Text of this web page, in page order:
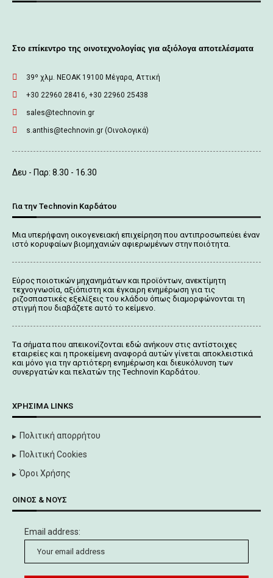
Στο επίκεντρο της οινοτεχνολογίας για αξιόλογα αποτελέσματα
39º χλμ. ΝΕΟΑΚ 19100 Mέγαρα, Αττική
+30 22960 28416, +30 22960 25438
sales@technovin.gr
s.anthis@technovin.gr (Οινολογικά)
Δευ - Παρ: 8.30 - 16.30
Για την Technovin Καρδάτου
Μια υπερήφανη οικογενειακή επιχείρηση που αντιπροσωπεύει έναν
ιστό κορυφαίων βιομηχανιών αφιερωμένων στην ποιότητα.
Εύρος ποιοτικών μηχανημάτων και προϊόντων, ανεκτίμητη
τεχνογνωσία, αξιόπιστη και έγκαιρη ενημέρωση για τις
ριζοσπαστικές εξελίξεις του κλάδου όπως διαμορφώνονται τη
στιγμή που διαβάζετε αυτό το κείμενο.
Tα σήματα που απεικονίζονται εδώ ανήκουν στις αντίστοιχες
εταιρείες και η προκείμενη αναφορά αυτών γίνεται αποκλειστικά
και μόνο για την αρτιότερη ενημέρωση και διευκόλυνση των
συνεργατών και πελατών της Τechnovin Kαρδάτου.
ΧΡΉΣΙΜΑ LINKS
Πολιτική απορρήτου
Πολιτική Cookies
Όροι Χρήσης
ΟΊΝΟΣ & ΝΟΥΣ
Email address: